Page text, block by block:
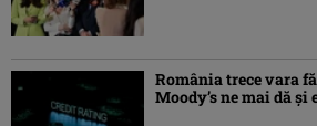
România trece vara
Moody’s ne mai dă și